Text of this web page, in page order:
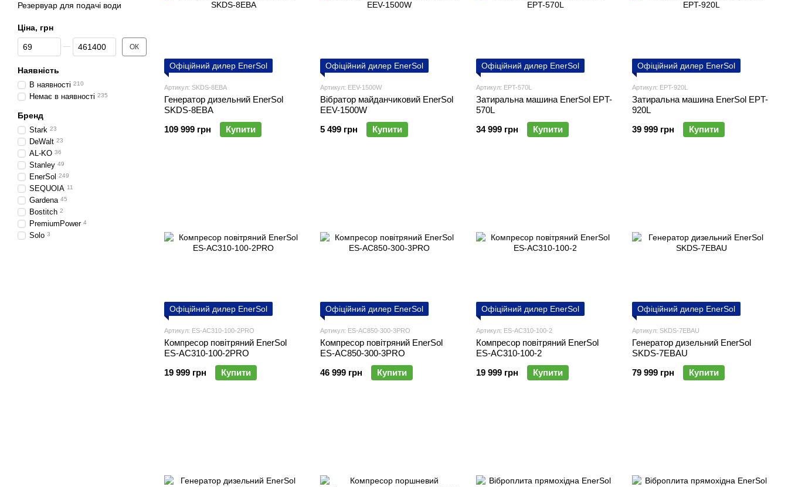
Офіційний дилер EnerSol
Артикул: SKDS-8EBA
Генератор дизельний EnerSol
SKDS-8EBA
109 999 грн
Купити
Офіційний дилер EnerSol
Артикул: EEV-1500W
Вібратор майданчиковий EnerSol
EEV-1500W
5 499 грн
Купити
Офіційний дилер EnerSol
Артикул: EPT-570L
Затиральна машина EnerSol EPT-
570L
34 999 грн
Купити
Офіційний дилер EnerSol
Артикул: EPT-920L
Затиральна машина EnerSol EPT-
920L
39 999 грн
Купити
Офіційний дилер EnerSol
Артикул: ES-AC310-100-2PRO
Компресор повітряний EnerSol
ES-AC310-100-2PRO
19 999 грн
Купити
Офіційний дилер EnerSol
Артикул: ES-AC850-300-3PRO
Компресор повітряний EnerSol
ES-AC850-300-3PRO
46 999 грн
Купити
Офіційний дилер EnerSol
Артикул: ES-AC310-100-2
Компресор повітряний EnerSol
ES-AC310-100-2
19 999 грн
Купити
Офіційний дилер EnerSol
Артикул: SKDS-7EBAU
Генератор дизельний EnerSol
SKDS-7EBAU
79 999 грн
Купити
Резервуар для подачі води
Ціна, грн
Від Ціна, грн
До Ціна, грн ОК
Наявність
В наявності 210
Немає в наявності 235
Бренд
Stark 23
DeWalt 23
AL-KO 36
Stanley 49
EnerSol 249
SEQUOIA 11
Gardena 45
Bostitch 2
PremiumPower 4
Solo 3